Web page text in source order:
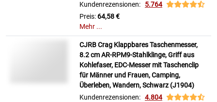
Kundenrezensionen: 5.764
Preis: 64,58 €
Mehr ...
CJRB Crag Klappbares Taschenmesser,
8.2 cm AR-RPM9-Stahlklinge, Griff aus
Kohlefaser, EDC-Messer mit Taschenclip
für Männer und Frauen, Camping,
Überleben, Wandern, Schwarz (J1904)
Kundenrezensionen: 4.804